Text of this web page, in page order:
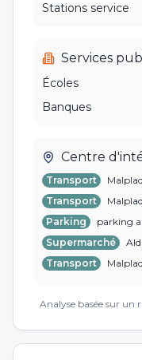
Stations service
Services
Écoles
Banques
Centre
Transport
Transport
Parking
parking
Supermarché
Aldi
Transport
Analyse basée sur un